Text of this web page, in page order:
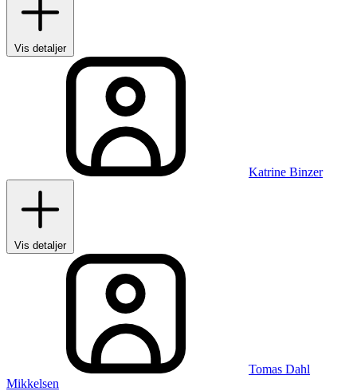
Vis detaljer
Katrine Binzer
Vis detaljer
Tomas Dahl
Mikkelsen